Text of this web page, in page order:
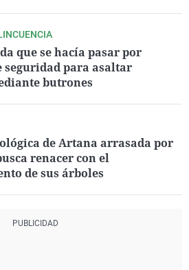
que se hacía pasar por
seguridad para asaltar
butrones
de Artana arrasada por
renacer con el
de sus árboles